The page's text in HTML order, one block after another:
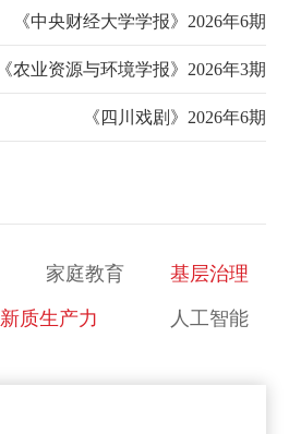
《中央财经大学学报》2026年6期
《农业资源与环境学报》2026年3期
《四川戏剧》2026年6期
家庭教育 基层治理
新质生产力 人工智能